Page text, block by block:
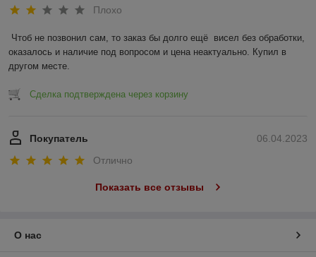
Плохо
Чтоб не позвонил сам, то заказ бы долго ещё  висел без обработки,
оказалось и наличие под вопросом и цена неактуально. Купил в
другом месте.
Сделка подтверждена через корзину
06.04.2023
Покупатель
Отлично
Показать все отзывы
О нас